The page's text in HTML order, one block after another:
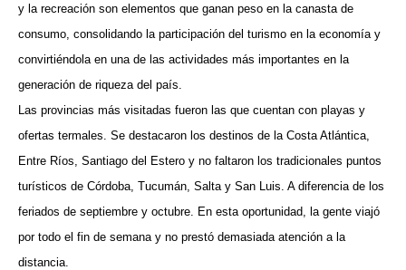
y la recreación son elementos que ganan peso en la canasta de
consumo, consolidando la participación del turismo en la economía y
convirtiéndola en una de las actividades más importantes en la
generación de riqueza del país.
Las provincias más visitadas fueron las que cuentan con playas y
ofertas termales. Se destacaron los destinos de la Costa Atlántica,
Entre Ríos, Santiago del Estero y no faltaron los tradicionales puntos
turísticos de Córdoba, Tucumán, Salta y San Luis. A diferencia de los
feriados de septiembre y octubre. En esta oportunidad, la gente viajó
por todo el fin de semana y no prestó demasiada atención a la
distancia.